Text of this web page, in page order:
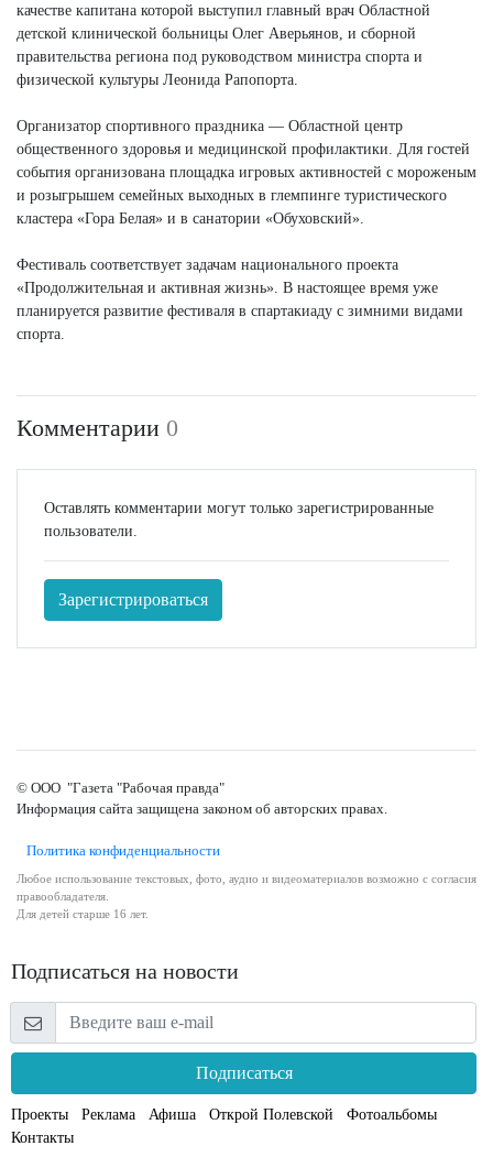
качестве капитана которой выступил главный врач Областной
детской клинической больницы Олег Аверьянов, и сборной
правительства региона под руководством министра спорта и
физической культуры Леонида Рапопорта.
Организатор спортивного праздника — Областной центр
общественного здоровья и медицинской профилактики. Для гостей
события организована площадка игровых активностей с мороженым
и розыгрышем семейных выходных в глемпинге туристического
кластера «Гора Белая» и в санатории «Обуховский».
Фестиваль соответствует задачам национального проекта
«Продолжительная и активная жизнь». В настоящее время уже
планируется развитие фестиваля в спартакиаду с зимними видами
спорта.
Комментарии 0
Оставлять комментарии могут только зарегистрированные
пользователи.
Зарегистрироваться
© ООО "Газета "Рабочая правда"
Информация сайта защищена законом об авторских правах.
Политика конфиденциальности
Любое использование текстовых, фото, аудио и видеоматериалов возможно с согласия
правообладателя.
Для детей старше 16 лет.
Подписаться на новости
Подписаться
Проекты Реклама Афиша Открой Полевской
Фотоальбомы
Контакты